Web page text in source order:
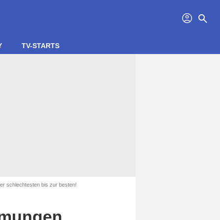
profil search
TV-STARTS
schlechtesten bis zur besten!